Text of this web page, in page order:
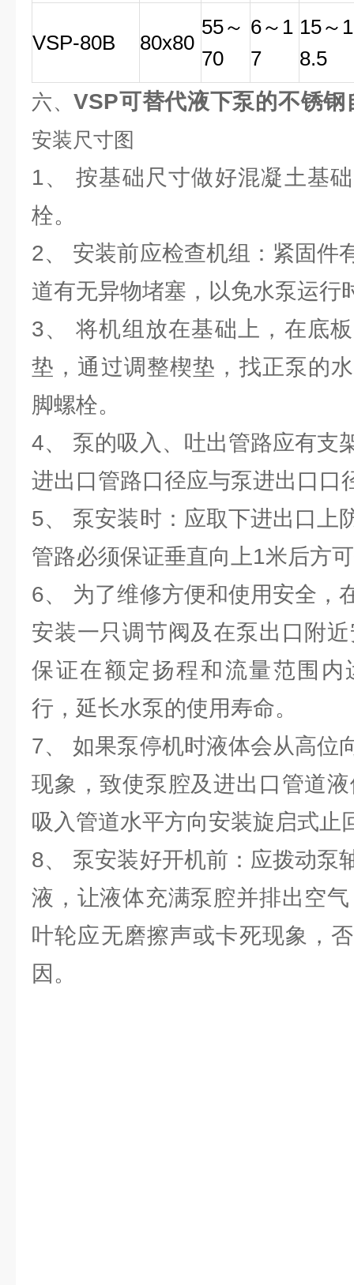
VSP-80B 80x80
55～
70
6～ 1
7
15～ 1
8.5
六、VSP可替代液下泵的不锈钢
安装尺寸图
1、 按基础尺寸做好混凝土基
栓。
2、 安装前应检查机组：紧固件
道有无异物堵塞，以免水泵运行
3、 将机组放在基础上，在底
垫，通过调整楔垫，找正泵的
脚螺栓。
4、 泵的吸入、吐出管路应有支
进出口管路口径应与泵进出口口
5、 泵安装时：应取下进出口上
管路必须保证垂直向上1米后方
6、 为了维修方便和使用安全，
安装一只调节阀及在泵出口附
保证在额定扬程和流量范围内
行，延长水泵的使用寿命。
7、 如果泵停机时液体会从高位
现象，致使泵腔及进出口管道
吸入管道水平方向安装旋启式止
8、 泵安装好开机前：应拨动泵
液，让液体充满泵腔并排出空
叶轮应无磨擦声或卡死现象，
因。